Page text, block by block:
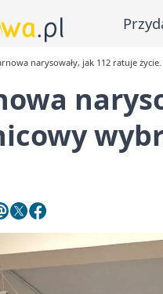
narysowały, jak 112 ratuje